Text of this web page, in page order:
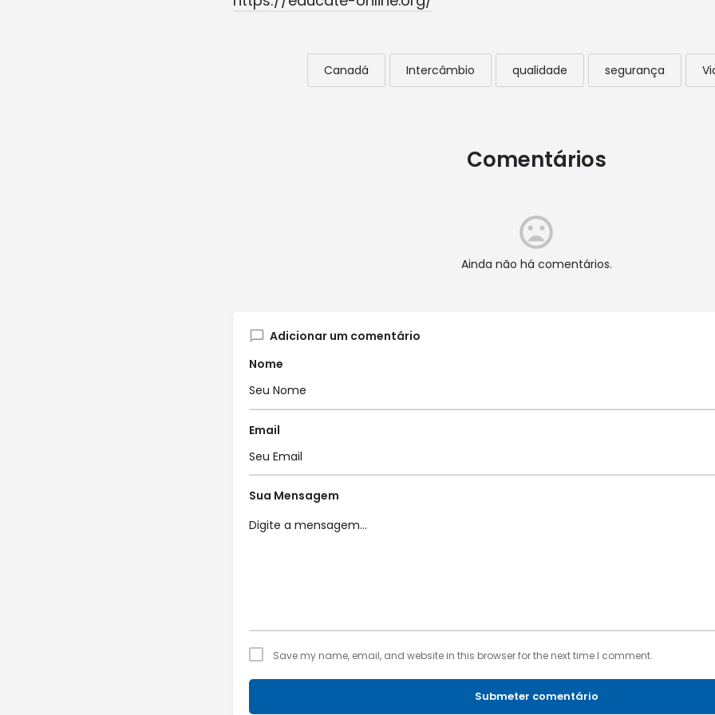
Canadá Intercâmbio qualidade segurança
Comentários
Ainda não há comentários.
Adicionar um comentário
Nome
Email
Sua Mensagem
Save my name, email, and website in this browser for the next time I comment.
Submeter comentário